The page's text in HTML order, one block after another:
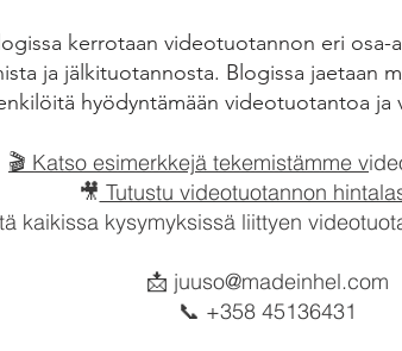
kerrotaan videotuotannon eri osa-
ja jälkituotannosta. Blogissa jaetaan
hyödyntämään videotuotantoa ja
🎬 Katso esimerkkejä tekemistämme v
🎥 Tutustu videotuotannon
kaikissa kysymyksissä liittyen
📩 juuso@madeinhel.com
📞 +358 45136431